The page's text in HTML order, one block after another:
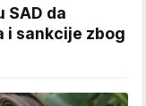
SAD da
i sankcije zbog